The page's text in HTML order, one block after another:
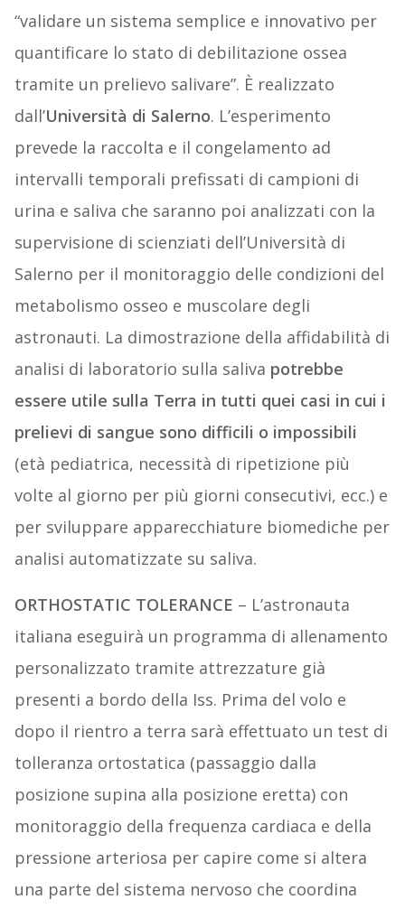
“validare un sistema semplice e innovativo per
quantificare lo stato di debilitazione ossea
tramite un prelievo salivare”. È realizzato
dall’Università di Salerno. L’esperimento
prevede la raccolta e il congelamento ad
intervalli temporali prefissati di campioni di
urina e saliva che saranno poi analizzati con la
supervisione di scienziati dell’Università di
Salerno per il monitoraggio delle condizioni del
metabolismo osseo e muscolare degli
astronauti. La dimostrazione della affidabilità di
analisi di laboratorio sulla saliva potrebbe
essere utile sulla Terra in tutti quei casi in cui i
prelievi di sangue sono difficili o impossibili
(età pediatrica, necessità di ripetizione più
volte al giorno per più giorni consecutivi, ecc.) e
per sviluppare apparecchiature biomediche per
analisi automatizzate su saliva.
ORTHOSTATIC TOLERANCE – L’astronauta
italiana eseguirà un programma di allenamento
personalizzato tramite attrezzature già
presenti a bordo della Iss. Prima del volo e
dopo il rientro a terra sarà effettuato un test di
tolleranza ortostatica (passaggio dalla
posizione supina alla posizione eretta) con
monitoraggio della frequenza cardiaca e della
pressione arteriosa per capire come si altera
una parte del sistema nervoso che coordina